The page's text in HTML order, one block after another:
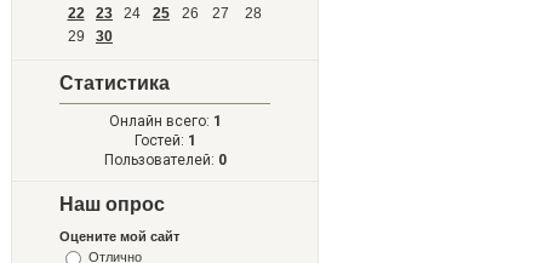
22
23 24 25 26 27
28
29
30
Статистика
Онлайн всего: 1
Гостей: 1
Пользователей: 0
Наш опрос
Оцените мой сайт
Отлично